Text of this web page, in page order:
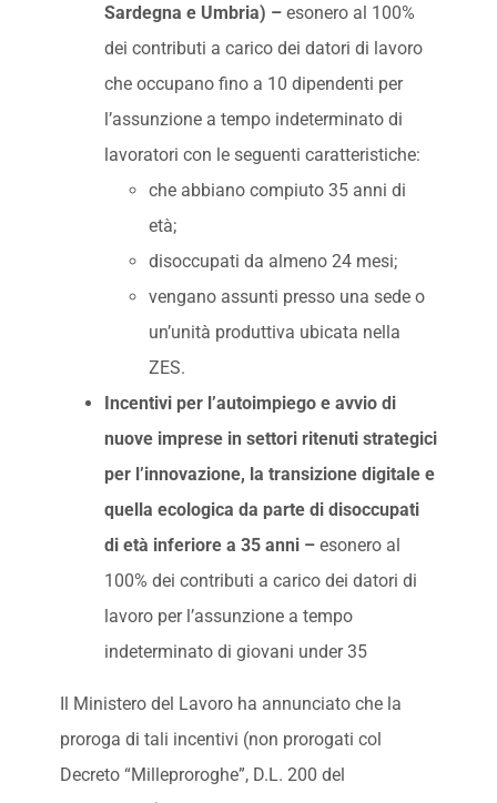
Sardegna e Umbria) – esonero al 100%
dei contributi a carico dei datori di lavoro
che occupano fino a 10 dipendenti per
l’assunzione a tempo indeterminato di
lavoratori con le seguenti caratteristiche:
che abbiano compiuto 35 anni di
età;
disoccupati da almeno 24 mesi;
vengano assunti presso una sede o
un’unità produttiva ubicata nella
ZES.
Incentivi per l’autoimpiego e avvio di
nuove imprese in settori ritenuti strategici
per l’innovazione, la transizione digitale e
quella ecologica da parte di disoccupati
di età inferiore a 35 anni – esonero al
100% dei contributi a carico dei datori di
lavoro per l’assunzione a tempo
indeterminato di giovani under 35
Il Ministero del Lavoro ha annunciato che la
proroga di tali incentivi (non prorogati col
Decreto “Milleproroghe”, D.L. 200 del